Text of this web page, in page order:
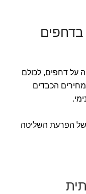
על דחפים, לכולם
הכבדים
של הפרעת השליטה